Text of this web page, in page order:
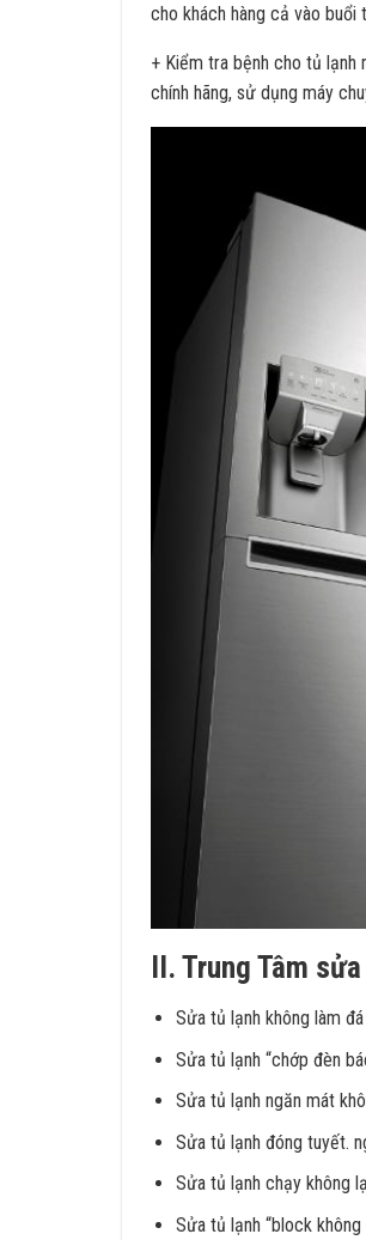
cho khách hàng cả vào
+ Kiểm tra bệnh cho tủ lạnh
chính hãng, sử dụng máy
II. Trung Tâm
Sửa tủ lạnh không làm
Sửa tủ lạnh “chớp đèn
Sửa tủ lạnh ngăn mát
Sửa tủ lạnh đóng tuyết.
Sửa tủ lạnh chạy không
Sửa tủ lạnh “block không